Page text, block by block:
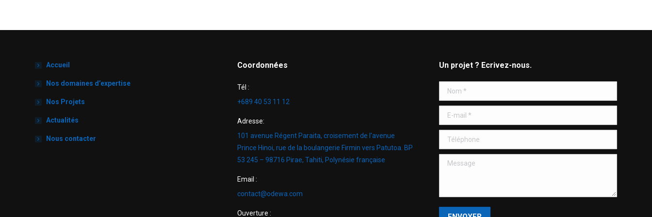
Accueil
Nos domaines d’expertise
Nos Projets
Actualités
Nous contacter
Coordonnées
Tél :
+689 40 53 11 12
Adresse:
101 avenue Régent Paraita, croisement de l'avenue
Prince Hinoi, rue de la boulangerie Firmin vers Patutoa. BP
53 245 – 98716 Pirae, Tahiti, Polynésie française
Email :
contact@odewa.com
Ouverture :
Un projet ? Ecrivez-nous.
Nom *
E-mail *
Téléphone
Message